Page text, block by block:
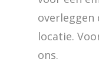
overleggen
locatie.
ons.